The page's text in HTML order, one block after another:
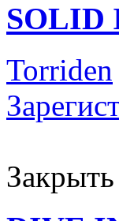
SOLID
Torriden
Закрыть